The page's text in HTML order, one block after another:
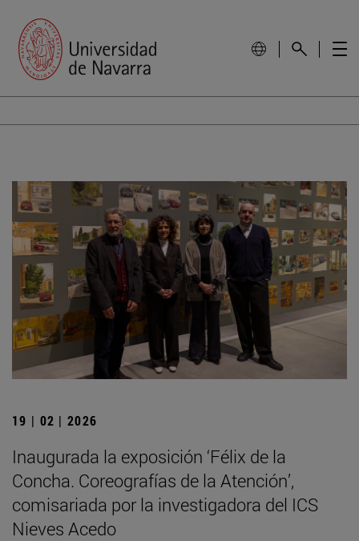
19 | 02 | 2026
Inaugurada la exposición ‘Félix de la
Concha. Coreografías de la Atención’,
comisariada por la investigadora del ICS
Nieves Acedo